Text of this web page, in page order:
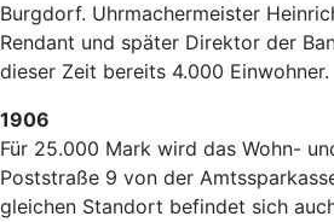
Burgdorf. Uhrmachermeister
Rendant und später Direktor der
dieser Zeit bereits 4.000 Einwohner.
1906
Für 25.000 Mark wird das Wohn-
Poststraße 9 von der
gleichen Standort befindet sich